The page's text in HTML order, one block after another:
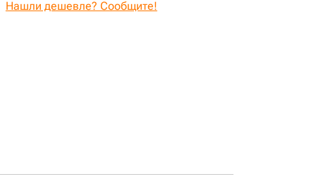
Нашли дешевле? Сообщите!